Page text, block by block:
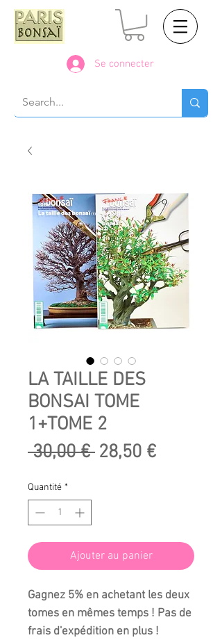
Se connecter
LA TAILLE DES
BONSAI TOME
1+TOME 2
30,00 € Prix
28,50 €Prix
Quantité *
Ajouter au panier
Gagnez 5% en achetant les deux
tomes en mêmes temps ! Pas de
frais d'expédition en plus !